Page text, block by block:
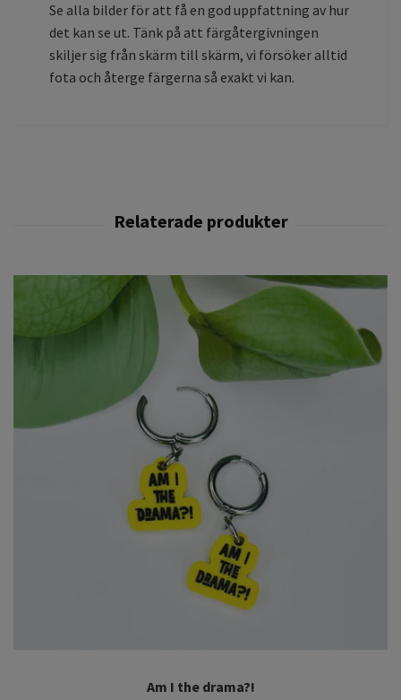
Se alla bilder för att få en god uppfattning av hur
det kan se ut. Tänk på att färgåtergivningen
skiljer sig från skärm till skärm, vi försöker alltid
fota och återge färgerna så exakt vi kan.
Am I the drama?!